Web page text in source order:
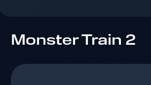
Monster Train 2